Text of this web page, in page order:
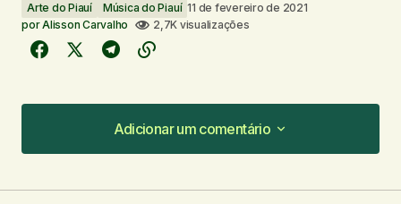
Arte do Piauí Música do Piauí 11 de fevereiro de 2021
porAlisson Carvalho 2,7K visualizações
Adicionar um comentário
Adicionar um comentário